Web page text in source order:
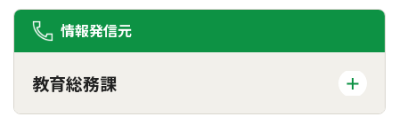
情報発信元
教育総務課